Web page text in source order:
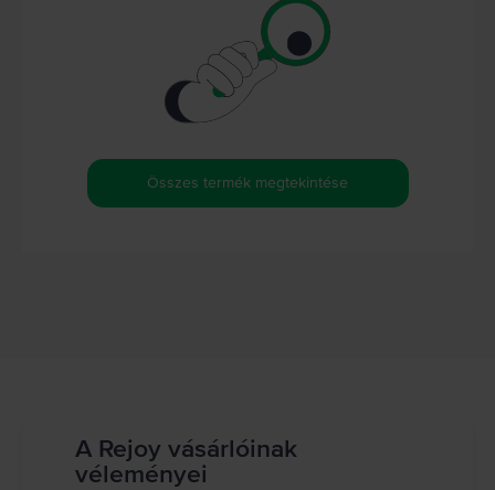
Összes termék megtekintése
A Rejoy vásárlóinak
véleményei